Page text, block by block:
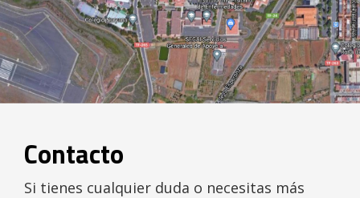
Contacto
Si tienes cualquier duda o necesitas más